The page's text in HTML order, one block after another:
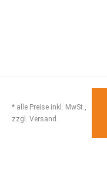
* alle Preise inkl. MwSt.,
zzgl. Versand.